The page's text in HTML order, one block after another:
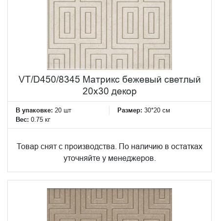
VT/D450/8345 Матрикс бежевый светлый
20х30 декор
В упаковке: 20 шт Размер: 30*20 см
Вес: 0.75 кг
Товар снят с производства. По наличию в остатках
уточняйте у менеджеров.